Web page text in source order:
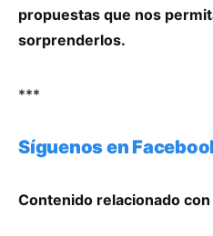
propuestas que nos
sorprenderlos.
***
Síguenos en
Contenido relacionado